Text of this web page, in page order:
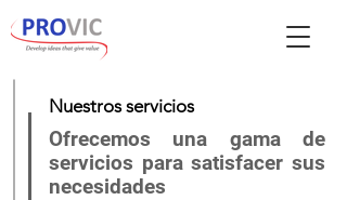
Nuestros servicios
Ofrecemos una gama de
servicios para satisfacer sus
necesidades